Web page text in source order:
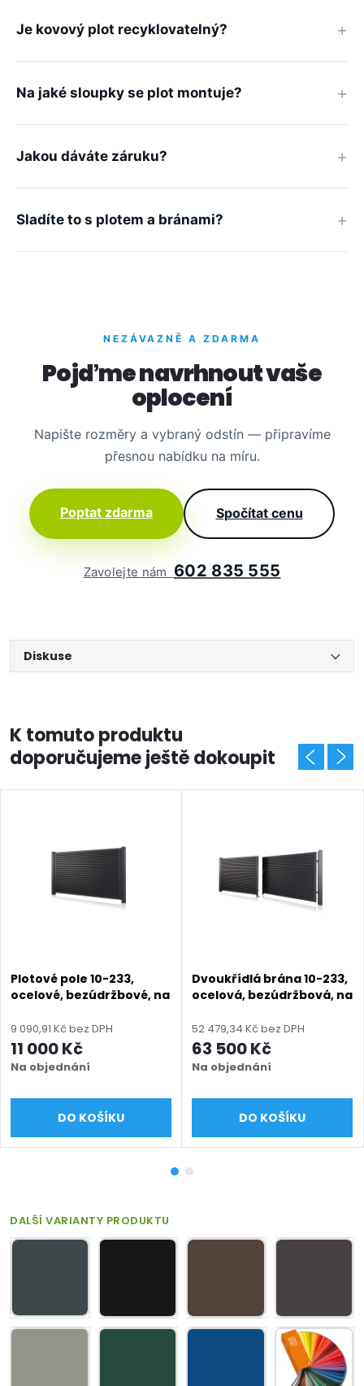
Je kovový plot recyklovatelný?
Na jaké sloupky se plot montuje?
Jakou dáváte záruku?
Sladíte to s plotem a bránami?
NEZÁVAZNĚ A ZDARMA
Pojďme navrhnout vaše
oplocení
Napište rozměry a vybraný odstín — připravíme
přesnou nabídku na míru.
Poptat zdarma Spočítat cenu
Zavolejte nám 602 835 555
Diskuse
K tomuto produktu
doporučujeme ještě dokoupit
Plotové pole 10-233,
ocelové, bezúdržbové, na
mm, výška 500–1900 mm)
mm), černá RAL 9005
matná
9 090,91 Kč bez DPH
11 000 Kč
Na objednání
DO KOŠÍKU
Dvoukřídlá brána 10-233,
ocelová, bezúdržbová, na
mm, výška 1000 - 1900
mm), černá RAL 9005
matná
52 479,34 Kč bez DPH
63 500 Kč
Na objednání
DO KOŠÍKU